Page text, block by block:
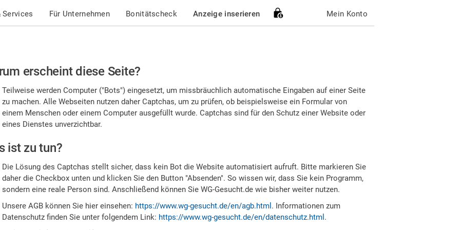
Services Für Unternehmen Bonitätscheck Anzeige inserieren Mein Konto
erscheint diese Seite?
Teilweise werden Computer ("Bots") eingesetzt, um missbräuchlich automatische Eingaben auf einer Seite
zu machen. Alle Webseiten nutzen daher Captchas, um zu prüfen, ob beispielsweise ein Formular von
einem Menschen oder einem Computer ausgefüllt wurde. Captchas sind für den Schutz einer Website oder
eines Dienstes unverzichtbar.
ist zu tun?
Die Lösung des Captchas stellt sicher, dass kein Bot die Website automatisiert aufruft. Bitte markieren Sie
daher die Checkbox unten und klicken Sie den Button "Absenden". So wissen wir, dass Sie kein Programm,
sondern eine reale Person sind. Anschließend können Sie WG-Gesucht.de wie bisher weiter nutzen.
Unsere AGB können Sie hier einsehen: https://www.wg-gesucht.de/en/agb.html . Informationen zum
Datenschutz finden Sie unter folgendem Link: https://www.wg-gesucht.de/en/datenschutz.html .